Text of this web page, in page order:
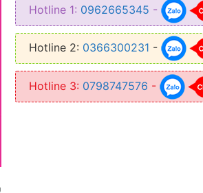
Hotline 1: 0962665345 -
Hotline 2: 0366300231 -
Hotline 3: 0798747576 -